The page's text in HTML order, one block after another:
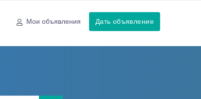
Мои объявления Дать объявление